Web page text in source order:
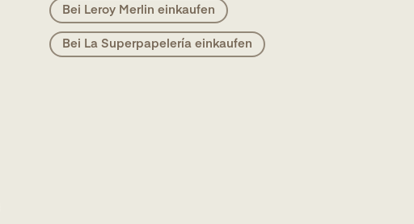
Bei Leroy Merlin einkaufen
Bei La Superpapelería einkaufen